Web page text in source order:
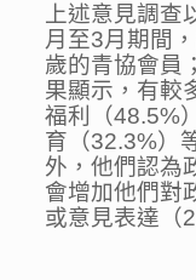
上述意見調
月至3月期間
歲的青協會員
果顯示，有較
福利（48.5%
育（32.3%）
外，他們認為
會增加他們對
或意見表達（